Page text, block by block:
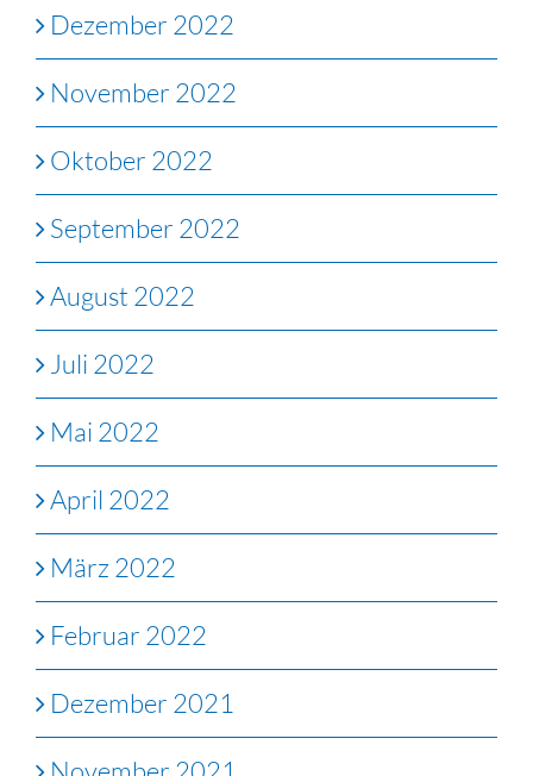
Dezember 2022
November 2022
Oktober 2022
September 2022
August 2022
Juli 2022
Mai 2022
April 2022
März 2022
Februar 2022
Dezember 2021